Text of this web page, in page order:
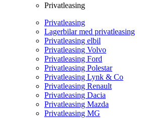
Privatleasing
Privatleasing
Lagerbilar med privatleasing
Privatleasing elbil
Privatleasing Volvo
Privatleasing Ford
Privatleasing Polestar
Privatleasing Lynk & Co
Privatleasing Renault
Privatleasing Dacia
Privatleasing Mazda
Privatleasing MG